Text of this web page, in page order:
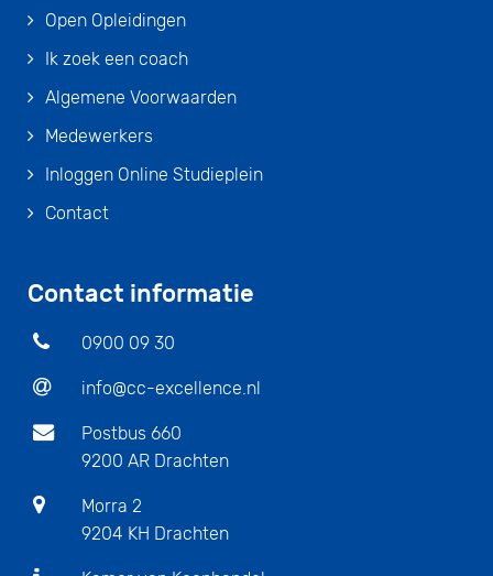
Open Opleidingen
Ik zoek een coach
Algemene Voorwaarden
Medewerkers
Inloggen Online Studieplein
Contact
Contact informatie
0900 09 30
info@cc-excellence.nl
Postbus 660
9200 AR Drachten
Morra 2
9204 KH Drachten